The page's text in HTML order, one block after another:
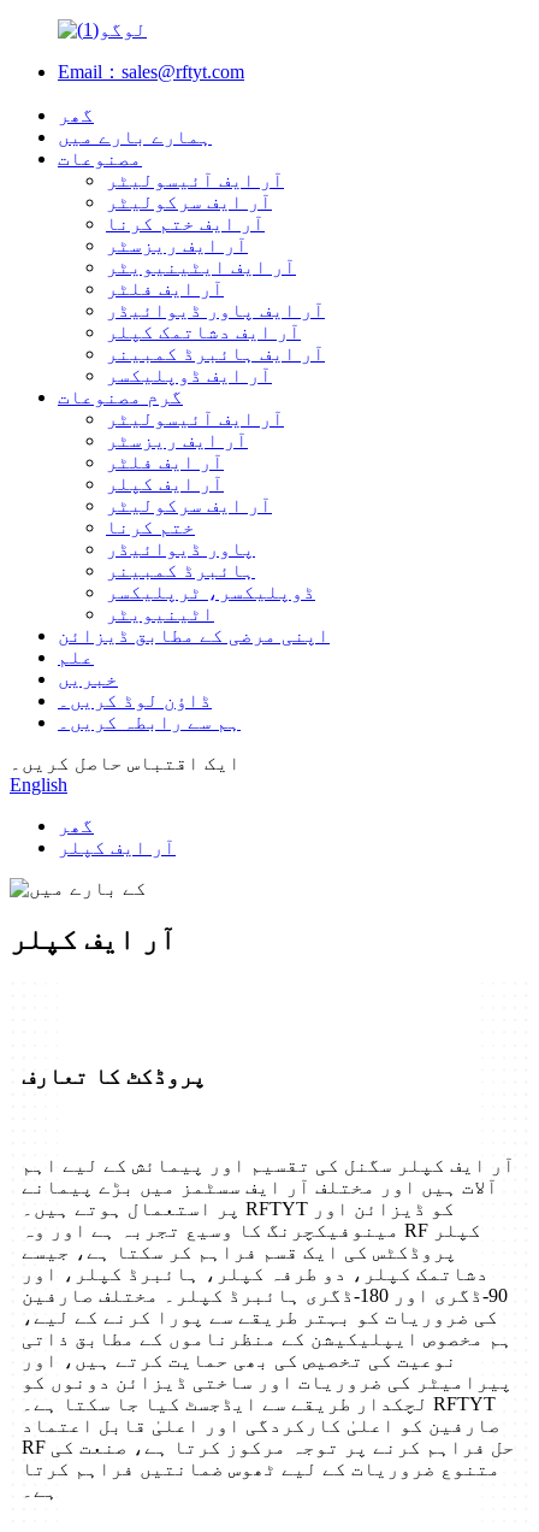
Email：sales@rftyt.com
گھر
ہمارے بارے میں
مصنوعات
آر ایف آئیسولیٹر
آر ایف سرکولیٹر
آر ایف ختم کرنا
آر ایف ریزسٹر
آر ایف ایٹینیویٹر
آر ایف فلٹر
آر ایف پاور ڈیوائیڈر
آر ایف دشاتمک کپلر
آر ایف ہائبرڈ کمبینر
آر ایف ڈوپلیکسر
گرم مصنوعات
آر ایف آئیسولیٹر
آر ایف ریزسٹر
آر ایف فلٹر
آر ایف کپلر
آر ایف سرکولیٹر
ختم کرنا
پاور ڈیوائیڈر
ہائبرڈ کمبینر
ڈوپلیکسر، ٹرپلیکسر
اٹینیویٹر
اپنی مرضی کے مطابق ڈیزائن
علم
خبریں
ڈاؤن لوڈ کریں۔
ہم سے رابطہ کریں۔
ایک اقتباس حاصل کریں۔
English
گھر
آر ایف کپلر
آر ایف کپلر
پروڈکٹ کا تعارف
آر ایف کپلر سگنل کی تقسیم اور پیمائش کے لیے اہم
آلات ہیں اور مختلف آر ایف سسٹمز میں بڑے پیمانے
پر استعمال ہوتے ہیں۔ RFTYT کو ڈیزائن اور
مینوفیکچرنگ کا وسیع تجربہ ہے اور وہ RF کپلر
پروڈکٹس کی ایک قسم فراہم کر سکتا ہے، جیسے
دشاتمک کپلر، دو طرفہ کپلر، ہائبرڈ کپلر، اور
90-ڈگری اور 180-ڈگری ہائبرڈ کپلر۔ مختلف صارفین
کی ضروریات کو بہتر طریقے سے پورا کرنے کے لیے،
ہم مخصوص ایپلیکیشن کے منظرناموں کے مطابق ذاتی
نوعیت کی تخصیص کی بھی حمایت کرتے ہیں، اور
پیرامیٹر کی ضروریات اور ساختی ڈیزائن دونوں کو
لچکدار طریقے سے ایڈجسٹ کیا جا سکتا ہے۔ RFTYT
صارفین کو اعلیٰ کارکردگی اور اعلیٰ قابل اعتماد
RF حل فراہم کرنے پر توجہ مرکوز کرتا ہے، صنعت کی
متنوع ضروریات کے لیے ٹھوس ضمانتیں فراہم کرتا
ہے۔